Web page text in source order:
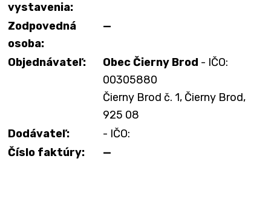
vystavenia:
Zodpovedná
osoba:
—
Objednávateľ: Obec Čierny Brod - IČO:
00305880
Čierny Brod č. 1, Čierny Brod,
925 08
Dodávateľ:
- IČO:
Číslo faktúry:
—